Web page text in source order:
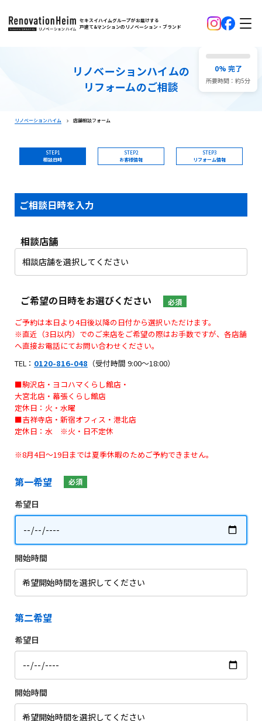
セキスイハイムグループがお届けする
戸建て&マンションのリノベーション・ブランド
リノベーションハイムの
リフォームのご相談
リノベーションハイム 店舗相談フォーム
0% 完了
所要時間：約5分
STEP1
相談日時
STEP2
お客様情報
STEP3
リフォーム情報
ご相談日時を入力
相談店舗
ご希望の日時をお選びください 必須
ご予約は本日より4日後以降の日付から選択いただけます。
※直近（3日以内）でのご来店をご希望の際はお手数ですが、各店舗
へ直接お電話にてお問い合わせください。
TEL： 0120-816-048 （受付時間 9:00〜18:00）
■駒沢店・ヨコハマくらし館店・
大宮北店・幕張くらし館店
定休日：火・水曜
■吉祥寺店・新宿オフィス・港北店
定休日：水 ※火・日不定休
※8月4日〜19日までは夏季休暇のためご予約できません。
第一希望 必須
希望日
開始時間
第二希望
希望日
開始時間